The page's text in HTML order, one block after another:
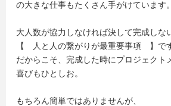
の大きな仕事もたくさん手がけています。
大人数が協力しなければ決して完成しな
【 人と人の繋がりが最重要事項 】で
だからこそ、完成した時にプロジェクト
喜びもひとしお。
もちろん簡単ではありませんが、